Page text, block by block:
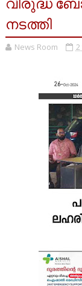
നടത്തി
News Room